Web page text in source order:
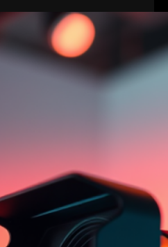
Qualität, Dateigröße und
sind die Details zu den
• Dies ist eine
S, die in DCI 4K-
arbeitet. “I” steht für